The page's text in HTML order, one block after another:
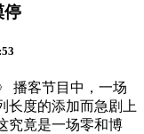
停
播客节目中，一场
长度的添加而急剧上
究竟是一场零和博